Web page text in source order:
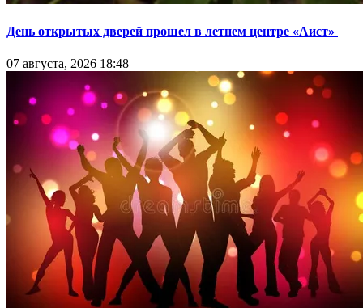
День открытых дверей прошел в летнем центре «Аист»
07 августа, 2026 18:48